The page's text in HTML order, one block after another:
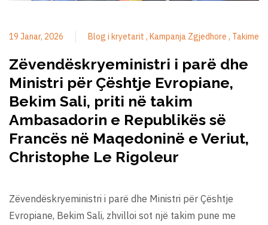
19 Janar, 2026 Blog i kryetarit Kampanja Zgjedhore Takime
Zëvendëskryeministri i parë dhe
Ministri për Çështje Evropiane,
Bekim Sali, priti në takim
Ambasadorin e Republikës së
Francës në Maqedoninë e Veriut,
Christophe Le Rigoleur
Zëvendëskryeministri i parë dhe Ministri për Çështje
Evropiane, Bekim Sali, zhvilloi sot një takim pune me